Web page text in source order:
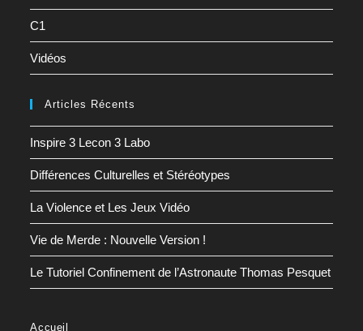
C1
Vidéos
Articles Récents
Inspire 3 Lecon 3 Labo
Différences Culturelles et Stéréotypes
La Violence et Les Jeux Vidéo
Vie de Merde : Nouvelle Version !
Le Tutoriel Confinement de l’Astronaute Thomas Pesquet
Accueil